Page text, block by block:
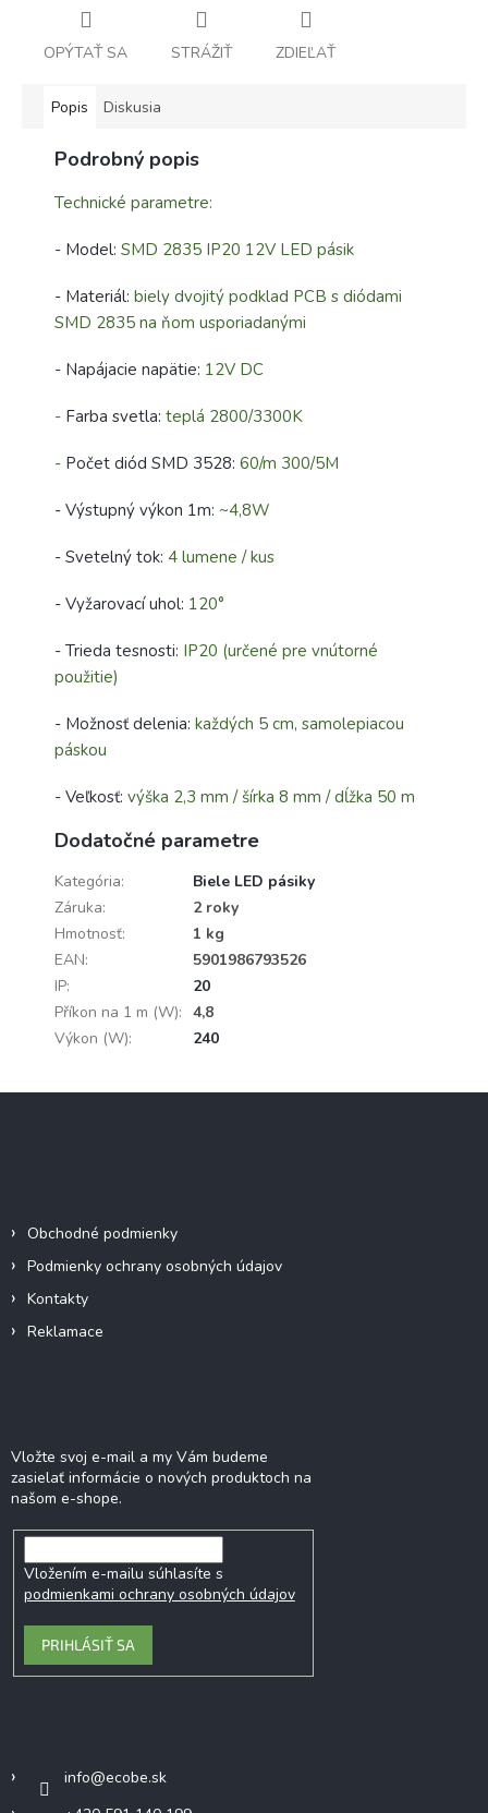
OPÝTAŤ SA STRÁŽIŤ ZDIEĽAŤ
Popis Diskusia
Podrobný popis
Technické parametre:
- Model: SMD 2835 IP20 12V LED pásik
- Materiál: biely dvojitý podklad PCB s diódami
SMD 2835 na ňom usporiadanými
- Napájacie napätie: 12V DC
- Farba svetla: teplá 2800/3300K
- Počet diód SMD 3528: 60/m 300/5M
- Výstupný výkon 1m: ~4,8W
- Svetelný tok: 4 lumene / kus
- Vyžarovací uhol: 120°
- Trieda tesnosti: IP20 (určené pre vnútorné
použitie)
- Možnosť delenia: každých 5 cm, samolepiacou
páskou
- Veľkosť: výška 2,3 mm / šírka 8 mm / dĺžka 50 m
Dodatočné parametre
Kategória:
Biele LED pásiky
Záruka:
2 roky
Hmotnosť:
1 kg
EAN:
5901986793526
IP:
20
Příkon na 1 m (W): 4,8
Výkon (W): 240
Obchodné podmienky
Podmienky ochrany osobných údajov
Kontakty
Reklamace
Vložte svoj e-mail a my Vám budeme
zasielať informácie o nových produktoch na
našom e-shope.
Vložením e-mailu súhlasíte s
podmienkami ochrany osobných údajov
PRIHLÁSIŤ SA
info@ecobe.sk